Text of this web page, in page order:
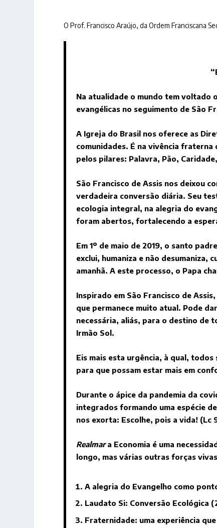
O Prof. Francisco Araújo, da Ordem Franciscana
Na atualidade o mundo tem voltado
evangélicas no seguimento de São
A Igreja do Brasil nos oferece as
comunidades. É na vivência
pelos pilares: Palavra, Pão,
São Francisco de Assis nos deixou
verdadeira conversão diária. Seu
ecologia integral, na alegria do
foram abertos, fortalecendo a
Em 1º de maio de 2019, o santo
exclui, humaniza e não desumaniza,
amanhã. A este processo, o Papa
Inspirado em São Francisco de
que permanece muito atual. Pode
necessária, aliás, para o destino de
Irmão Sol.
Eis mais esta urgência, à qual, todos
para que possam estar mais em
Durante o ápice da pandemia da
integrados formando uma espécie
nos exorta: Escolhe, pois a vida! (Lc
Realmara Economia é uma
longo, mas várias outras forças
A alegria do Evangelho como
Laudato Si: Conversão Ecológica
Fraternidade: uma experiência